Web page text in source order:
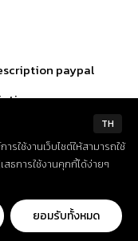
paypal
TH
รใช้งานเว็บไซต์ให้สามารถใช้
ธการใช้งานคุกกี้ได้ง่ายๆ
ยอมรับทั้งหมด